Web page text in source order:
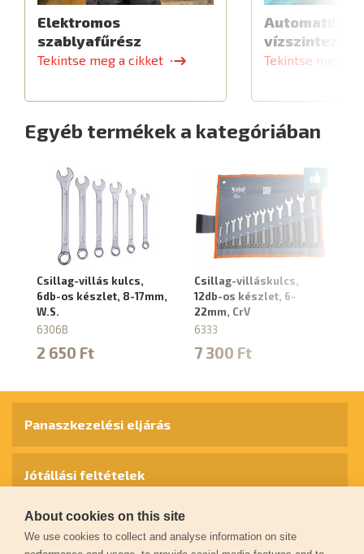
Elektromos
szablyafűrész
Tekintse meg a cikket
Automatikus
vízszintező
Tekintse meg a
Egyéb termékek a kategóriában
Csillag-villás kulcs,
6db-os készlet, 8-17mm,
W.S.
6306B
2 650 Ft
Csillag-villáskulcs,
12db-os készlet, 6-
22mm, CrV
6333
7 300 Ft
Panaszkezelési eljárás
Jótállási feltételek
Személyes adatok védelme
About cookies on this site
We use cookies to collect and analyse information on site